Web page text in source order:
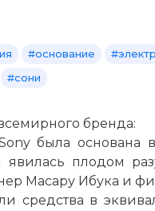
#основание
#сони
бренда:
была основана
явилась плодом
Масару Ибука и
средства в